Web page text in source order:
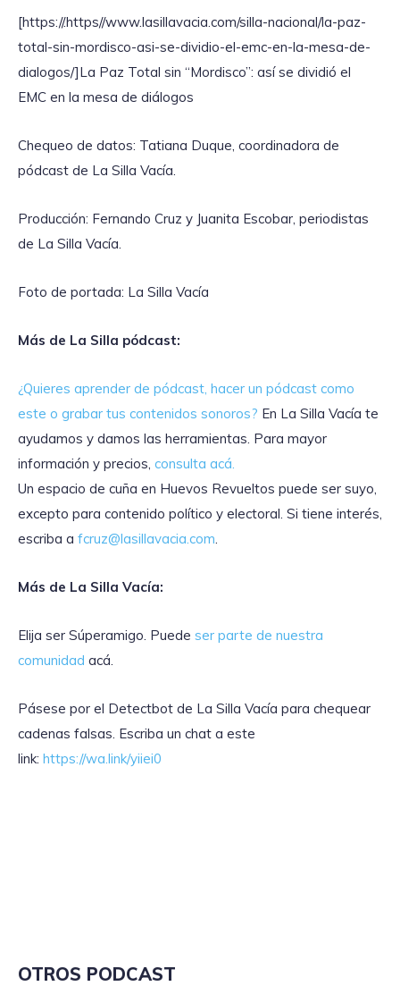
[https://.https//www.lasillavacia.com/silla-nacional/la-paz-
total-sin-mordisco-asi-se-dividio-el-emc-en-la-mesa-de-
dialogos/]La Paz Total sin “Mordisco”: así se dividió el
EMC en la mesa de diálogos
Chequeo de datos: Tatiana Duque, coordinadora de
pódcast de La Silla Vacía.
Producción: Fernando Cruz y Juanita Escobar, periodistas
de La Silla Vacía.
Foto de portada: La Silla Vacía
Más de La Silla pódcast:
¿Quieres aprender de pódcast, hacer un pódcast como
este o grabar tus contenidos sonoros? En La Silla Vacía te
ayudamos y damos las herramientas. Para mayor
información y precios, consulta acá.
Un espacio de cuña en Huevos Revueltos puede ser suyo,
excepto para contenido político y electoral. Si tiene interés,
escriba a fcruz@lasillavacia.com.
Más de La Silla Vacía:
Elija ser Súperamigo. Puede ser parte de nuestra
comunidad acá.
Pásese por el Detectbot de La Silla Vacía para chequear
cadenas falsas. Escriba un chat a este
link: https://wa.link/yiiei0
OTROS PODCAST